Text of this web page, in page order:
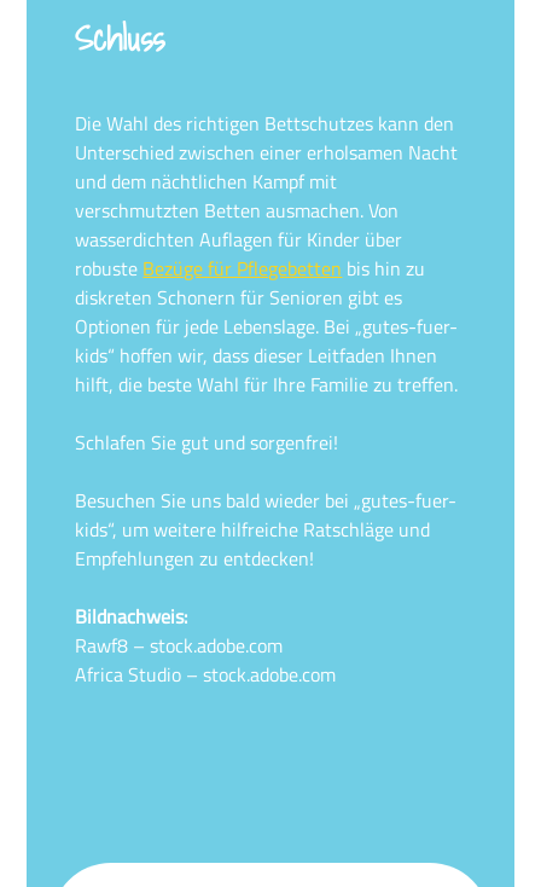
Schluss
Die Wahl des richtigen Bettschutzes kann den
Unterschied zwischen einer erholsamen Nacht
und dem nächtlichen Kampf mit
verschmutzten Betten ausmachen. Von
wasserdichten Auflagen für Kinder über
robuste Bezüge für Pflegebetten bis hin zu
diskreten Schonern für Senioren gibt es
Optionen für jede Lebenslage. Bei „gutes-fuer-
kids“ hoffen wir, dass dieser Leitfaden Ihnen
hilft, die beste Wahl für Ihre Familie zu treffen.
Schlafen Sie gut und sorgenfrei!
Besuchen Sie uns bald wieder bei „gutes-fuer-
kids“, um weitere hilfreiche Ratschläge und
Empfehlungen zu entdecken!
Bildnachweis:
Rawf8 – stock.adobe.com
Africa Studio – stock.adobe.com